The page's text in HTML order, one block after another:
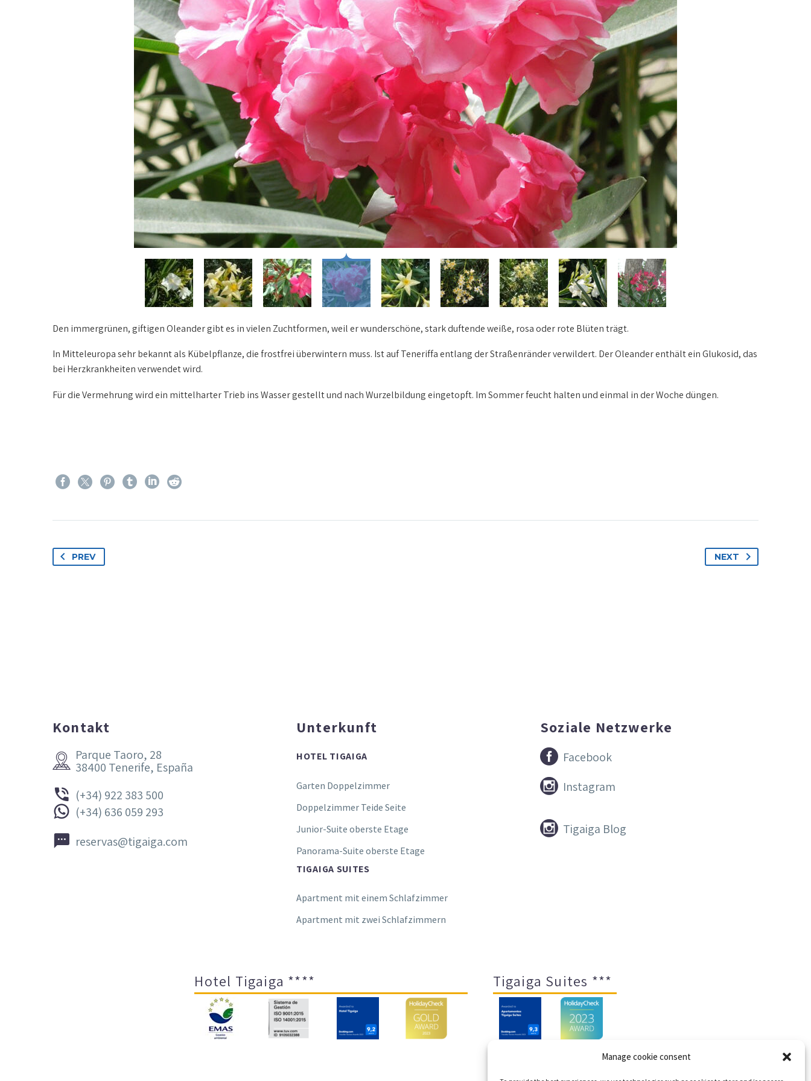
Manage cookie consent
Den immergrünen, giftigen Oleander gibt es in vielen Zuchtformen, weil er wunderschöne, stark duftende weiße, rosa oder rote Blüten trägt.
In Mitteleuropa sehr bekannt als Kübelpflanze, die frostfrei überwintern muss. Ist auf Teneriffa entlang der Straßenränder verwildert. Der Oleander enthält ein Glukosid, das
bei Herzkrankheiten verwendet wird.
Für die Vermehrung wird ein mittelharter Trieb ins Wasser gestellt und nach Wurzelbildung eingetopft. Im Sommer feucht halten und einmal in der Woche düngen.
PREV NEXT
Kontakt

 Parque Taoro, 28
38400 Tenerife, España

 (+34) 922 383 500

 (+34) 636 059 293

 reservas@tigaiga.com
Unterkunft
HOTEL TIGAIGA
Garten Doppelzimmer
Doppelzimmer Teide Seite
Junior-Suite oberste Etage
Panorama-Suite oberste Etage
TIGAIGA SUITES
Apartment mit einem Schlafzimmer
Apartment mit zwei Schlafzimmern
Soziale Netzwerke

 Facebook

 Instagram

 Tigaiga Blog
Hotel Tigaiga **** Tigaiga Suites ***